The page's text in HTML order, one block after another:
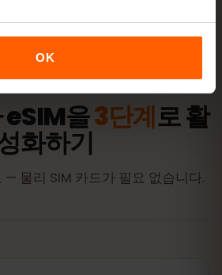
OK
eSIM을3단계로 활
화하기
— 물리 SIM 카드가 필요 없습니다.